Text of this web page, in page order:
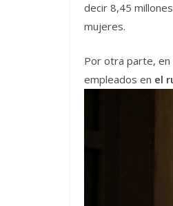
decir 8,45
mujeres.
Por otra parte, en
empleados en el